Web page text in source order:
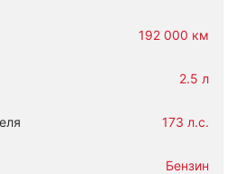
192 000 км
2.5 л
173 л.с.
Бензин